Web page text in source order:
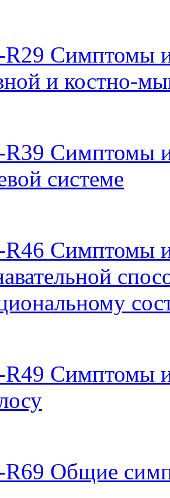
Симптомы
и костно-
Симптомы
системе
R46 Симптомы
Симптомы
Общие